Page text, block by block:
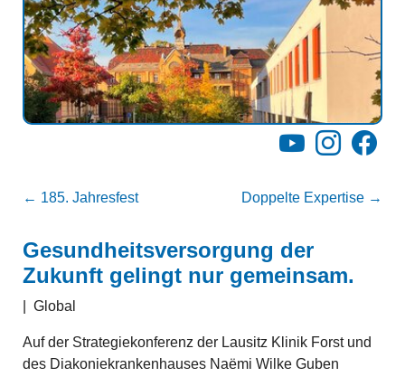
YouTubeInstagram
← 185. Jahresfest Doppelte Expertise →
Gesundheitsversorgung der
Zukunft gelingt nur gemeinsam.
Global
Auf der Strategiekonferenz der Lausitz Klinik Forst und
des Diakoniekrankenhauses Naëmi Wilke Guben